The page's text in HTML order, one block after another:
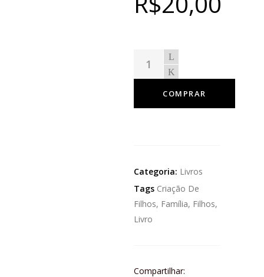
COMPRAR
Categoria: Livros
Tags Criação De
Filhos, Família, Filhos,
Livro
Compartilhar: